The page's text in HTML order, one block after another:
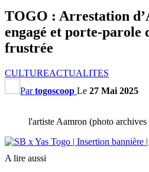
TOGO : Arrestation
engagé et porte-parole
frustrée
CULTUREACTUALITES
Partogoscoop Le 27 Mai 2025
l'artiste Aamron (photo
A lire aussi